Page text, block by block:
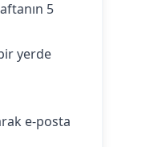
5
yerde
e-posta